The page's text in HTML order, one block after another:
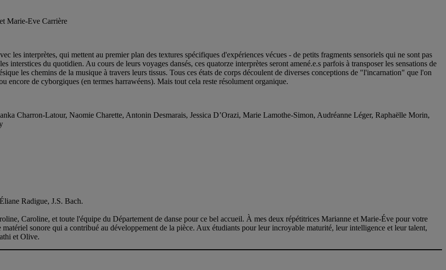
Marie-Eve Carrière
les interprètes, qui mettent au premier plan des textures spécifiques d'expériences vécues - de petits fragments sensoriels qui ne sont pas
interstices du quotidien. Au cours de leurs voyages dansés, ces quatorze interprètes seront amené.e.s parfois à transposer les sensations de
les chemins de la musique à travers leurs tissus. Tous ces états de corps découlent de diverses conceptions de "l'incarnation" que l'on
encore de cyborgiques (en termes harrawéens). Mais tout cela reste résolument organique.
Charron-Latour, Naomie Charette, Antonin Desmarais, Jessica D’Orazi, Marie Lamothe-Simon, Audréanne Léger, Raphaëlle Morin,
Radigue, J.S. Bach.
Caroline, et toute l'équipe du Département de danse pour ce bel accueil. À mes deux répétitrices Marianne et Marie-Éve pour votre
sonore qui a contribué au développement de la pièce. Aux étudiants pour leur incroyable maturité, leur intelligence et leur talent,
et Olive.